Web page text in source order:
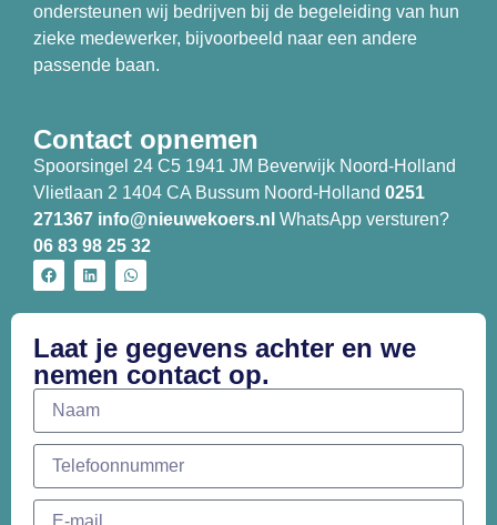
ondersteunen wij bedrijven bij de begeleiding van hun
zieke medewerker, bijvoorbeeld naar een andere
passende baan.
Contact opnemen
Spoorsingel 24 C5 1941 JM Beverwijk Noord-Holland
Vlietlaan 2 1404 CA Bussum Noord-Holland 0251
271367 info@nieuwekoers.nl WhatsApp versturen?
06 83 98 25 32
Laat je gegevens achter en we
nemen contact op.